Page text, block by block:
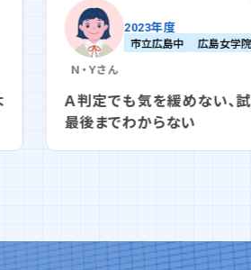
安田女子中
、試験結果は最後の
Ｖク